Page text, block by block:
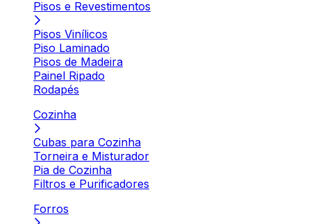
Pisos e Revestimentos
Pisos Vinílicos
Piso Laminado
Pisos de Madeira
Painel Ripado
Rodapés
Cozinha
Cubas para Cozinha
Torneira e Misturador
Pia de Cozinha
Filtros e Purificadores
Forros